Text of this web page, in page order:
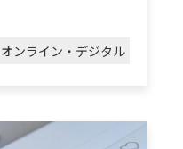
オンライン・デジタル